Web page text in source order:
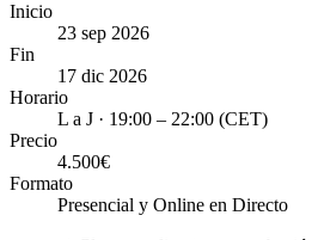
Inicio
23 sep 2026
Fin
17 dic 2026
Horario
L a J · 19:00 – 22:00 (CET)
Precio
4.500€
Formato
Presencial y Online en Directo